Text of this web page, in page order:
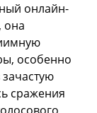
онлайн-
она
особенно
сражения